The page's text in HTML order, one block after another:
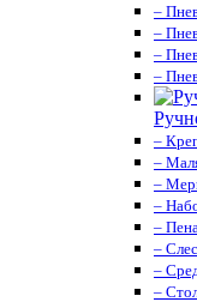
–
–
–
–
–
–
–
–
–
–
–
–